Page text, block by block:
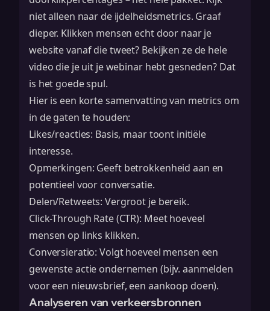
niet alleen naar de ijdelheidsmetrics. Graaf
dieper. Klikken mensen echt door naar je
website vanaf die tweet? Bekijken ze de hele
video die je uit je webinar hebt gesneden? Dat
is het goede spul.
Hier is een korte samenvatting van metrics om
in de gaten te houden:
Likes/reacties: Basis, maar toont initiële
interesse.
Opmerkingen: Geeft betrokkenheid aan en
potentieel voor conversatie.
Delen/Retweets: Vergroot je bereik.
Click-Through Rate (CTR): Meet hoeveel
mensen op links klikken.
Conversieratio: Volgt hoeveel mensen een
gewenste actie ondernemen (bijv. aanmelden
voor een nieuwsbrief, een aankoop doen).
Analyseren van verkeersbronnen